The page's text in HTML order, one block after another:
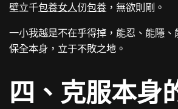
壁立千包養女人仞包養 ，無欲則剛。
一小我越是不在乎得掉，能忍、能隱
保全本身，立于不敗之地。
四、克服本身